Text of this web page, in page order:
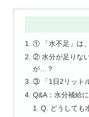
① 「水不足」は
② 水分が足りな
が…？
③ 「1日2リット
Q&A：水分補給
Q. どうしても